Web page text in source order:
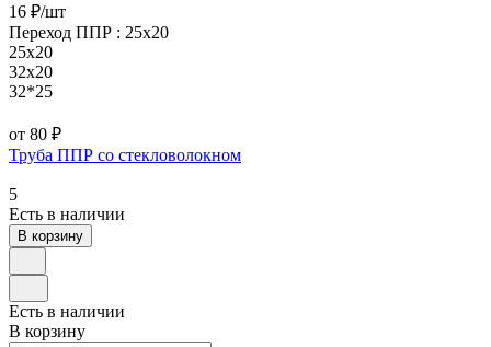
16 ₽/шт
Переход ППР : 25х20
25х20
32х20
32*25
от 80 ₽
Труба ППР со стекловолокном
5
Есть в наличии
В корзину
Есть в наличии
В корзину